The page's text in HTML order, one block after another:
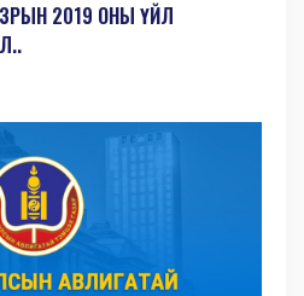
2019 ОНЫ ҮЙЛ